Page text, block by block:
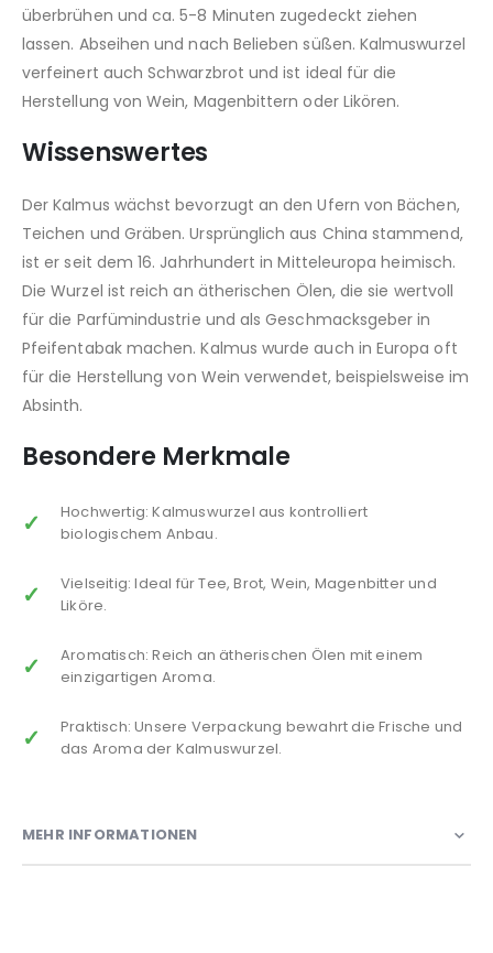
überbrühen und ca. 5-8 Minuten zugedeckt ziehen
lassen. Abseihen und nach Belieben süßen. Kalmuswurzel
verfeinert auch Schwarzbrot und ist ideal für die
Herstellung von Wein, Magenbittern oder Likören.
Wissenswertes
Der Kalmus wächst bevorzugt an den Ufern von Bächen,
Teichen und Gräben. Ursprünglich aus China stammend,
ist er seit dem 16. Jahrhundert in Mitteleuropa heimisch.
Die Wurzel ist reich an ätherischen Ölen, die sie wertvoll
für die Parfümindustrie und als Geschmacksgeber in
Pfeifentabak machen. Kalmus wurde auch in Europa oft
für die Herstellung von Wein verwendet, beispielsweise im
Absinth.
Besondere Merkmale
Hochwertig: Kalmuswurzel aus kontrolliert
biologischem Anbau.
Vielseitig: Ideal für Tee, Brot, Wein, Magenbitter und
Liköre.
Aromatisch: Reich an ätherischen Ölen mit einem
einzigartigen Aroma.
Praktisch: Unsere Verpackung bewahrt die Frische und
das Aroma der Kalmuswurzel.
MEHR INFORMATIONEN